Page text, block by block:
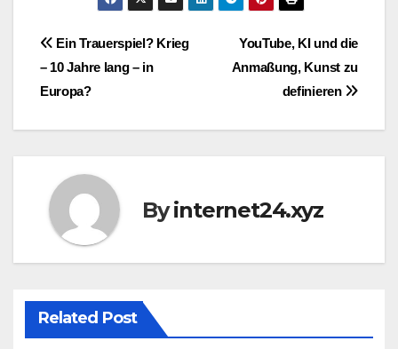
Post
navigation
YouTube, KI und die
Anmaßung, Kunst zu
definieren
Ein Trauerspiel? Krieg
– 10 Jahre lang – in
Europa?
Byinternet24.xyz
Related Post